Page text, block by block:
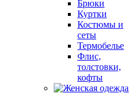
Брюки
Куртки
Костюмы и
сеты
Термобелье
Флис,
толстовки,
кофты